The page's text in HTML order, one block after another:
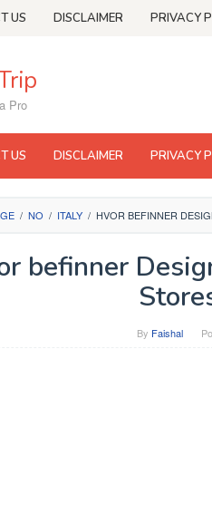
US DISCLAIMER PRIVACY
Pro
US DISCLAIMER PRIVACY
/ NO / ITALY / HVOR BEFINNER
befinner
By Faishal